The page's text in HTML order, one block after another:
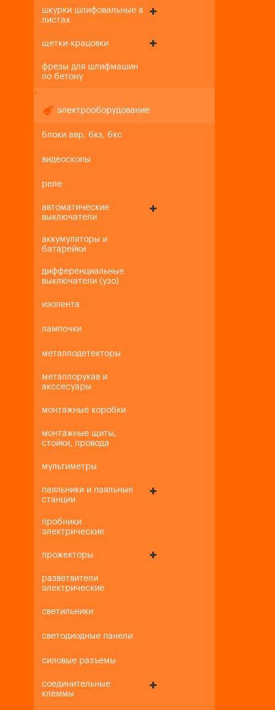
шкурки шлифовальные в
листах
щетки-крацовки
фрезы для шлифмашин
по бетону
+-
электрооборудование
блоки авр, бкз, бкс
видеоскопы
реле
автоматические
выключатели
аккумуляторы и
батарейки
дифференциальные
выключатели (узо)
изолента
лампочки
металлодетекторы
металлорукав и
акссесуары
монтажные коробки
монтажные щиты,
стойки, провода
мультиметры
паяльники и паяльные
станции
пробники
электрические
прожекторы
разветвители
электрические
светильники
светодиодные панели
силовые разъемы
соединительные
клеммы